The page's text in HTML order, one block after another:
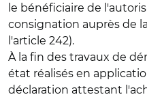
le bénéficiaire de
consignation auprès de
l'article 242).
À la fin des travaux de
état réalisés en
déclaration attestant